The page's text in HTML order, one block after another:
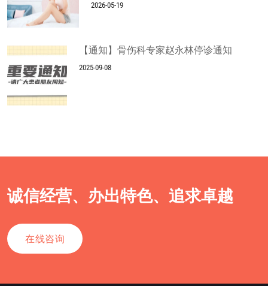
2026-05-19
【通知】骨伤科专家赵永林停诊通知
2025-09-08
诚信经营、办出特色、追求卓越
在线咨询